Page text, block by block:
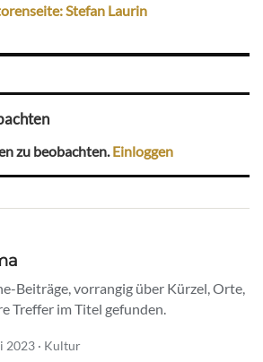
Stefan Laurin
zu beobachten. Einloggen
Beiträge, vorrangig über Kürzel, Orte,
Treffer im Titel gefunden.
2023 · Kultur